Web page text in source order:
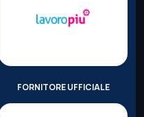
FORNITORE UFFICIALE